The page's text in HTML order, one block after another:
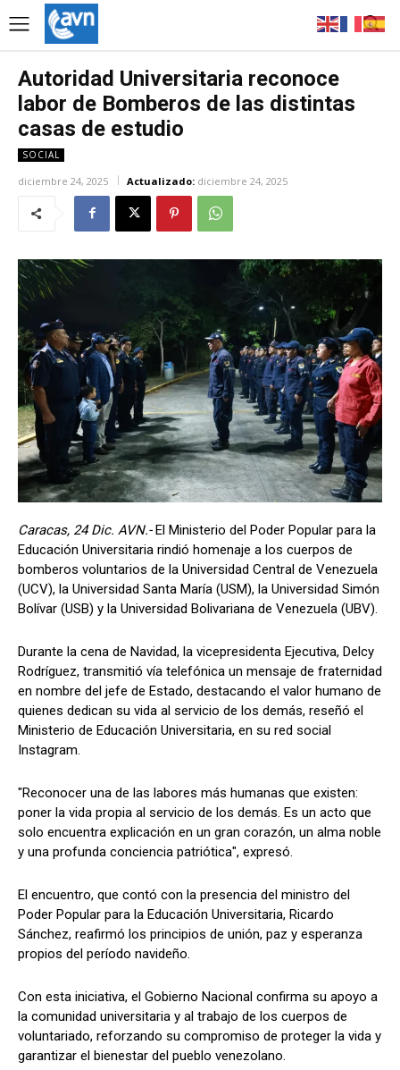
Autoridad Universitaria reconoce
labor de Bomberos de las distintas
casas de estudio
SOCIAL
diciembre 24, 2025 Actualizado: diciembre 24, 2025
Caracas, 24 Dic. AVN.-El Ministerio del Poder Popular para la
Educación Universitaria rindió homenaje a los cuerpos de
bomberos voluntarios de la Universidad Central de Venezuela
(UCV), la Universidad Santa María (USM), la Universidad Simón
Bolívar (USB) y la Universidad Bolivariana de Venezuela (UBV).
Durante la cena de Navidad, la vicepresidenta Ejecutiva, Delcy
Rodríguez, transmitió vía telefónica un mensaje de fraternidad
en nombre del jefe de Estado, destacando el valor humano de
quienes dedican su vida al servicio de los demás, reseñó el
Ministerio de Educación Universitaria, en su red social
Instagram.
"Reconocer una de las labores más humanas que existen:
poner la vida propia al servicio de los demás. Es un acto que
solo encuentra explicación en un gran corazón, un alma noble
y una profunda conciencia patriótica", expresó.
El encuentro, que contó con la presencia del ministro del
Poder Popular para la Educación Universitaria, Ricardo
Sánchez, reafirmó los principios de unión, paz y esperanza
propios del período navideño.
Con esta iniciativa, el Gobierno Nacional confirma su apoyo a
la comunidad universitaria y al trabajo de los cuerpos de
voluntariado, reforzando su compromiso de proteger la vida y
garantizar el bienestar del pueblo venezolano.